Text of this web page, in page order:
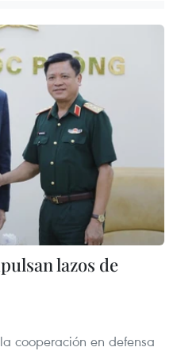
lazos de
cooperación en defensa